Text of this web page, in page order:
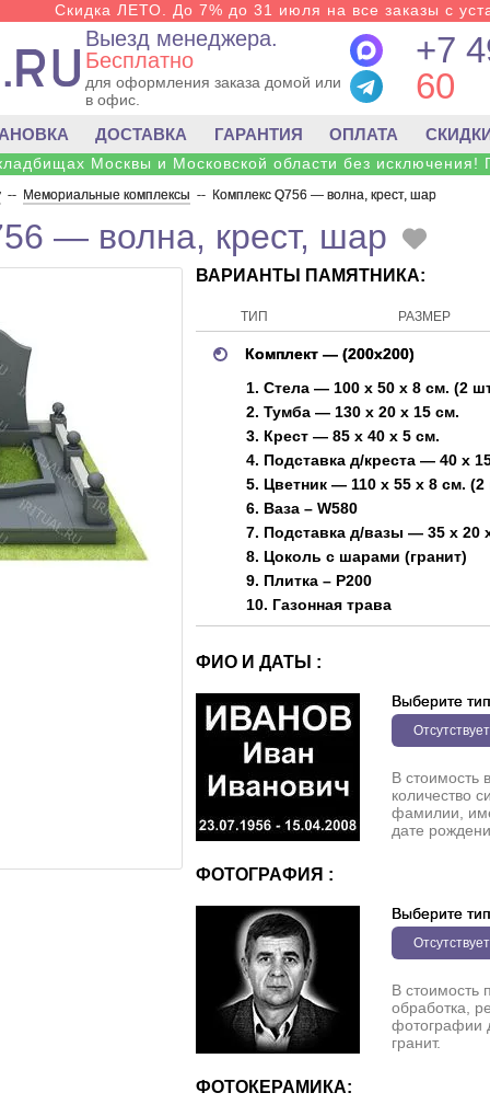
Скидка ЛЕТО. До 7% до 31 июля на все заказы с
Выезд менеджера.
Бесплатно
для оформления заказа домой или
в офис.
+7
60
ДОСТАВКА ГАРАНТИЯ ОПЛАТА
Москвы и Московской области без исключения!
-- Мемориальные комплексы -- Комплекс Q756 — волна, крест, шар
— волна, крест, шар
ВАРИАНТЫ ПАМЯТНИКА:
ТИП РАЗМЕР
Комплект — (200х200)
1. Стела — 100 х 50 х 8 см. (2
2. Тумба — 130 х 20 х 15 см.
3. Крест — 85 х 40 х 5 см.
4. Подставка д/креста — 40 х
5. Цветник — 110 х 55 х 8 см. (2
6. Ваза – W580
7. Подставка д/вазы — 35 х 20
8. Цоколь с шарами (гранит)
9. Плитка – P200
10. Газонная трава
ФИО И ДАТЫ :
Выберите тип
Отсутствует
В стоимость
количество
фамилии,
дате
ФОТОГРАФИЯ :
Выберите тип
Отсутствует
В стоимость
обработка,
фотографии
гранит.
ФОТОКЕРАМИКА: